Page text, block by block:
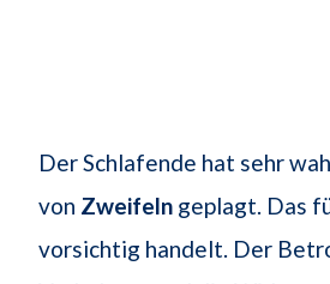
Der Schlafende hat sehr
von Zweifeln geplagt. Das
vorsichtig handelt. Der